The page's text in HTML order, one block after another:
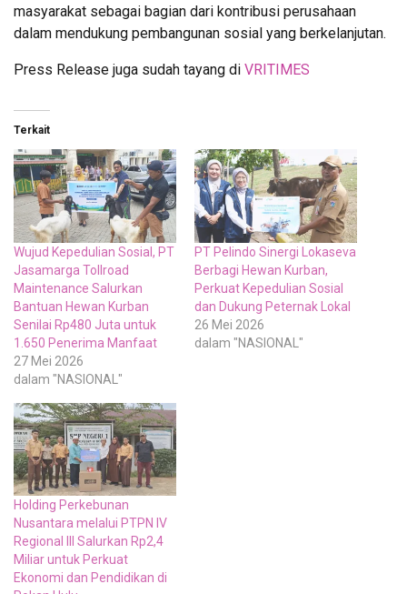
masyarakat sebagai bagian dari kontribusi perusahaan
dalam mendukung pembangunan sosial yang berkelanjutan.
Press Release juga sudah tayang di VRITIMES
Terkait
Wujud Kepedulian Sosial, PT
Jasamarga Tollroad
Maintenance Salurkan
Bantuan Hewan Kurban
Senilai Rp480 Juta untuk
1.650 Penerima Manfaat
27 Mei 2026
dalam "NASIONAL"
PT Pelindo Sinergi Lokaseva
Berbagi Hewan Kurban,
Perkuat Kepedulian Sosial
dan Dukung Peternak Lokal
26 Mei 2026
dalam "NASIONAL"
Holding Perkebunan
Nusantara melalui PTPN IV
Regional III Salurkan Rp2,4
Miliar untuk Perkuat
Ekonomi dan Pendidikan di